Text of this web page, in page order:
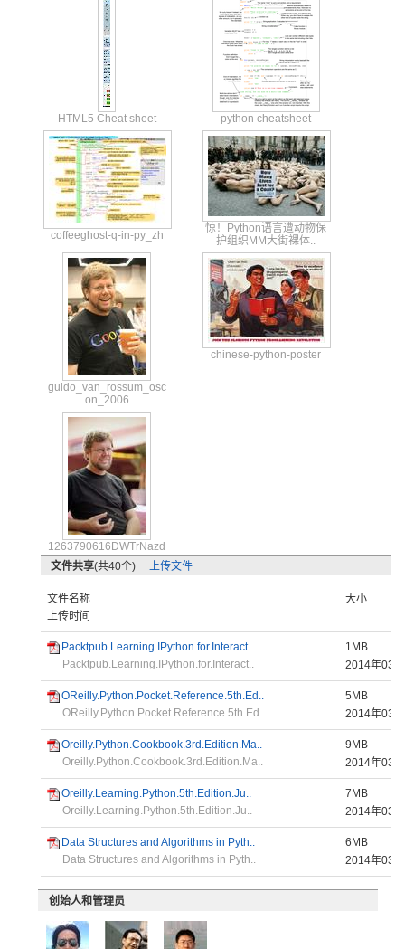
HTML5 Cheat sheet python cheatsheet
coffeeghost-q-in-py_ zh
惊！Python语言遭动物保
护组织MM大街裸体..
guido _van_ rossum_osc
on_2006
chinese-python-poster
1263790616DWTrNazd
文件共享(共40个) 上传文件
文件名称 大小
上传时间
Packtpub.Learning.IPython.for.Interact..
Packtpub.Learning.IPython.for.Interact..
1MB
21
2014年03
OReilly.Python.Pocket.Reference.5th.Ed..
OReilly.Python.Pocket.Reference.5th.Ed..
5MB
33
2014年03
Oreilly.Python.Cookbook.3rd.Edition.Ma..
Oreilly.Python.Cookbook.3rd.Edition.Ma..
9MB
22
2014年03
Oreilly.Learning.Python.5th.Edition.Ju..
Oreilly.Learning.Python.5th.Edition.Ju..
7MB
26
2014年03
Data Structures and Algorithms in Pyth..
Data Structures and Algorithms in Pyth..
6MB
27
2014年03
创始人和管理员